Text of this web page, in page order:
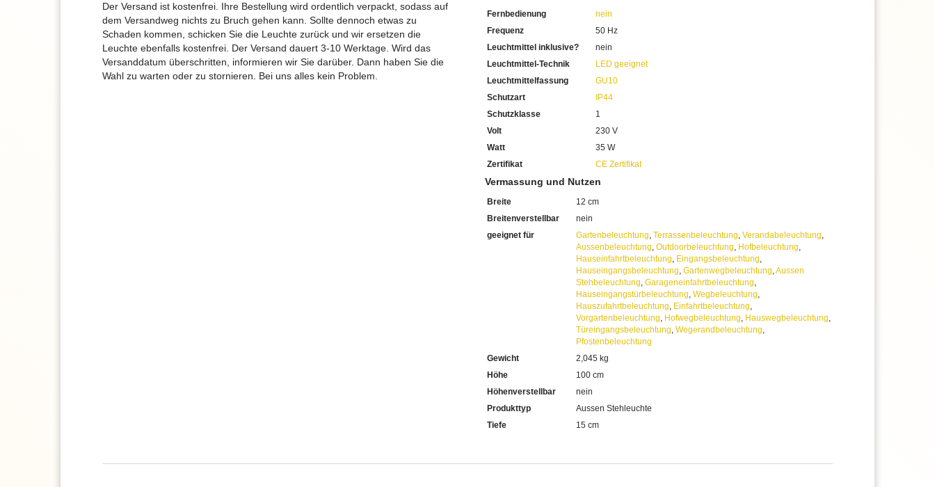
Der Versand ist kostenfrei. Ihre Bestellung wird ordentlich verpackt, sodass auf
dem Versandweg nichts zu Bruch gehen kann. Sollte dennoch etwas zu
Schaden kommen, schicken Sie die Leuchte zurück und wir ersetzen die
Leuchte ebenfalls kostenfrei. Der Versand dauert 3-10 Werktage. Wird das
Versanddatum überschritten, informieren wir Sie darüber. Dann haben Sie die
Wahl zu warten oder zu stornieren. Bei uns alles kein Problem.
Fernbedienung
nein
Frequenz
50 Hz
Leuchtmittel inklusive?
nein
Leuchtmittel-Technik
LED geeignet
Leuchtmittelfassung
GU10
Schutzart
IP44
Schutzklasse
1
Volt
230 V
Watt
35 W
Zertifikat
CE Zertifikat
Vermassung und Nutzen
Breite
12 cm
Breitenverstellbar
nein
geeignet für
Gartenbeleuchtung, Terrassenbeleuchtung, Verandabeleuchtung,
Aussenbeleuchtung, Outdoorbeleuchtung, Hofbeleuchtung,
Hauseinfahrtbeleuchtung, Eingangsbeleuchtung,
Hauseingangsbeleuchtung, Gartenwegbeleuchtung,Aussen
Stehbeleuchtung, Garageneinfahrtbeleuchtung,
Hauseingangstürbeleuchtung, Wegbeleuchtung,
Hauszufahrtbeleuchtung, Einfahrtbeleuchtung,
Vorgartenbeleuchtung, Hofwegbeleuchtung, Hauswegbeleuchtung,
Türeingangsbeleuchtung, Wegerandbeleuchtung,
Pfostenbeleuchtung
Gewicht
2,045 kg
Höhe
100 cm
Höhenverstellbar
nein
Produkttyp
Aussen Stehleuchte
Tiefe
15 cm